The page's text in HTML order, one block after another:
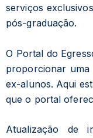
serviços
pós-graduação.
O Portal do
proporcionar uma
ex-alunos. Aqui
que o portal
Atualização de